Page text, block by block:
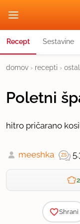
Recept Sestavine
domov › recepti ›
Poletni
hitro pričarano
meeshka
Shrani